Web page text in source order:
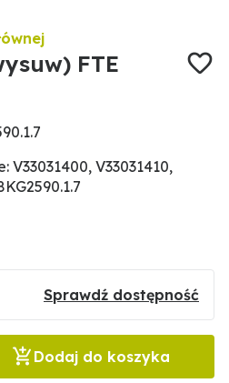
FTE
V33031410,
Sprawdź dostępność
Dodaj do koszyka